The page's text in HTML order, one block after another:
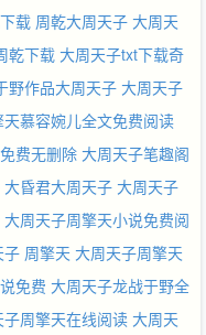
载 周乾大周天子 大周天
乾下载 大周天子txt下载奇
野作品大周天子 大周天子
慕容婉儿全文免费阅读
费无删除 大周天子笔趣阁
大昏君大周天子 大周天子
大周天子周擎天小说免费阅
周擎天 大周天子周擎天
免费 大周天子龙战于野全
周擎天在线阅读 大周天